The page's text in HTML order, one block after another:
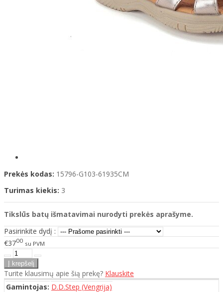
Prekės kodas: 15796-G103-61935CM
Turimas kiekis: 3
Tikslūs batų išmatavimai nurodyti prekės aprašyme.
Pasirinkite dydį :
€3700 su PVM
Turite klausimų apie šią prekę? Klauskite
Gamintojas: D.D.Step (Vengrija)